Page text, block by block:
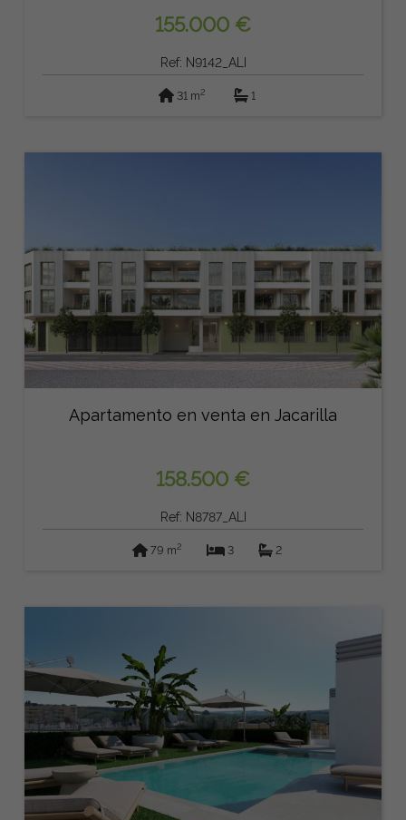
155.000 €
Ref: N9142_ALI
31 m2 1
Apartamento en venta en Jacarilla
158.500 €
Ref: N8787_ALI
79 m2 3 2